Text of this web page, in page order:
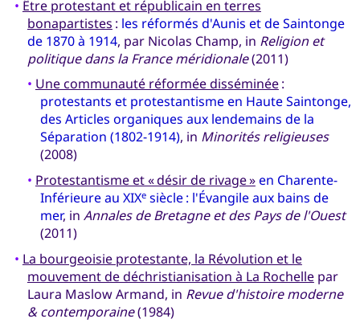
• Être protestant et républicain en terres
bonapartistes : les réformés d'Aunis et de Saintonge
de 1870 à 1914, par Nicolas Champ, in Religion et
politique dans la France méridionale(2011)
• Une communauté réformée disséminée:
protestants et protestantisme en Haute Saintonge,
des Articles organiques aux lendemains de la
Séparation (1802-1914), in Minorités religieuses
(2008)
• Protestantisme et « désir de rivage »en Charente-
Inférieure au XIXesiècle : l'Évangile aux bains de
mer, in Annales de Bretagne et des Pays de l'Ouest
(2011)
• La bourgeoisie protestante, la Révolution et le
mouvement de déchristianisation à La Rochellepar
Laura Maslow Armand, in Revue d'histoire moderne
& contemporaine(1984)